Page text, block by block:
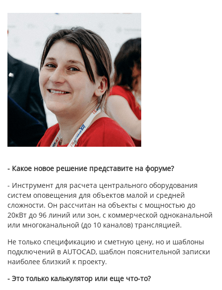
- Какое новое решение представите на форуме?
- Инструмент для расчета центрального оборудования
систем оповещения для объектов малой и средней
сложности. Он рассчитан на объекты с мощностью до
20кВт до 96 линий или зон, с коммерческой одноканальной
или многоканальной (до 10 каналов) трансляцией.
Не только спецификацию и сметную цену, но и шаблоны
подключений в AUTOCAD, шаблон пояснительной записки
наиболее близкий к проекту.
- Это только калькулятор или еще что-то?